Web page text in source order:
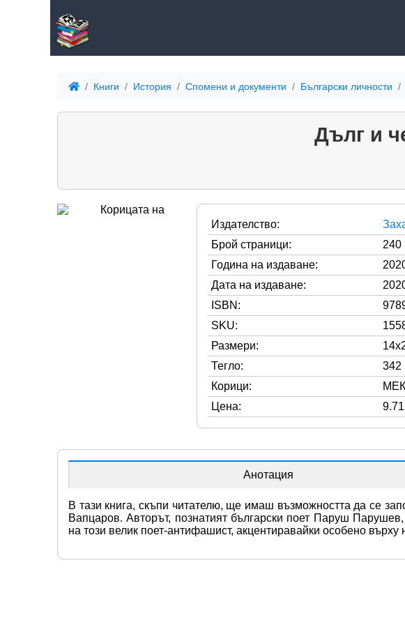
Книги История Спомени и документи Български личности
Дълг и
Издателство:
Брой страници:
240
Година на издаване:
Дата на издаване:
ISBN:
SKU:
Размери:
Тегло:
342
Корици:
Цена:
Анотация
В тази книга, скъпи читателю, ще имаш възможността да се
Вапцаров. Авторът, познатият български поет Паруш
на този велик поет-антифашист, акцентиравайки особено върху